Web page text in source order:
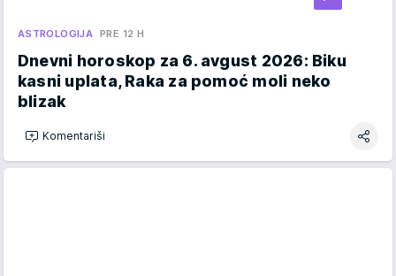
ASTROLOGIJA PRE 12 H
Dnevni horoskop za 6. avgust 2026: Biku
kasni uplata, Raka za pomoć moli neko
blizak
Komentariši